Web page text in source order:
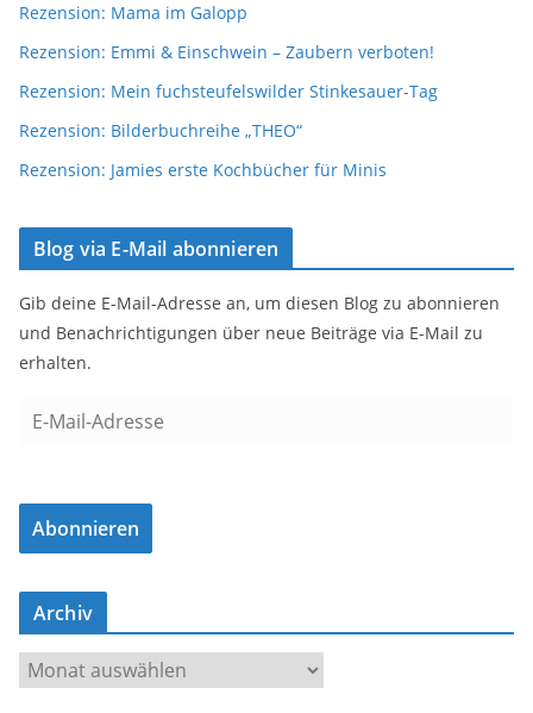
Rezension: Mama im Galopp
Rezension: Emmi & Einschwein – Zaubern verboten!
Rezension: Mein fuchsteufelswilder Stinkesauer-Tag
Rezension: Bilderbuchreihe „THEO“
Rezension: Jamies erste Kochbücher für Minis
Blog via E-Mail abonnieren
Gib deine E-Mail-Adresse an, um diesen Blog zu abonnieren
und Benachrichtigungen über neue Beiträge via E-Mail zu
erhalten.
a
l
-
d
Abonnieren
Archiv
r